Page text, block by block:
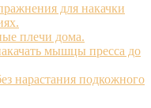
для накачки
плечи дома.
мышцы пресса до
нарастания подкожного